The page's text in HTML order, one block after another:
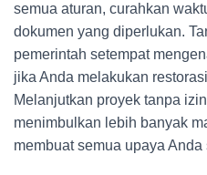
semua aturan, curahkan
dokumen yang diperlukan.
pemerintah setempat
jika Anda melakukan
Melanjutkan proyek tanpa
menimbulkan lebih banyak
membuat semua upaya Anda